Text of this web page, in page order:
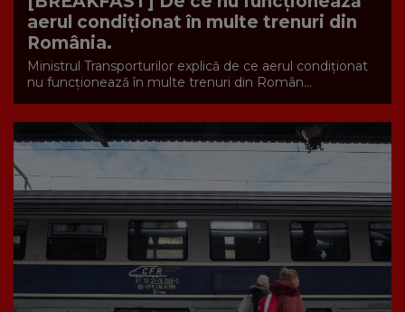
aerul condiționat în multe trenuri din
România.
Ministrul Transporturilor explică de ce aerul condiționat
nu funcționează în multe trenuri din Român...